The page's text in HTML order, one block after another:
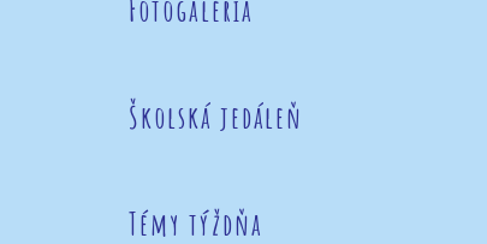
Fotogaléria
Školská jedáleň
Témy týždňa